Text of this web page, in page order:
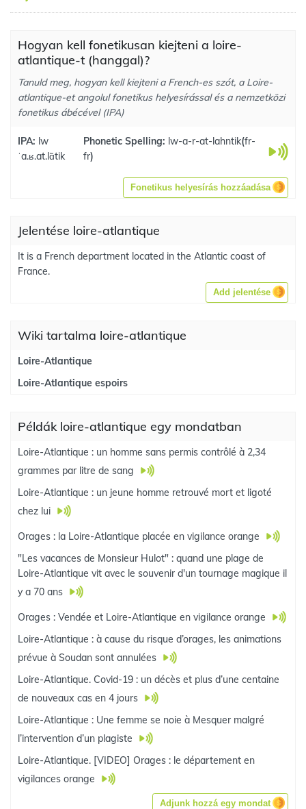
Hogyan kell fonetikusan kiejteni a loire-
atlantique-t (hanggal)?
Tanuld meg, hogyan kell kiejteni a French-es szót, a Loire-
atlantique-et angolul fonetikus helyesírással és a nemzetközi
fonetikus ábécével (IPA)
IPA: lw
ˈa.ʁ.at.lɑ̃tik
Phonetic Spelling: lw-a-r-at-lahntik(fr-
fr)
Fonetikus helyesírás hozzáadása
Jelentése loire-atlantique
It is a French department located in the Atlantic coast of
France.
Add jelentése
Wiki tartalma loire-atlantique
Loire-Atlantique
Loire-Atlantique espoirs
Példák loire-atlantique egy mondatban
Loire-Atlantique : un homme sans permis contrôlé à 2,34
grammes par litre de sang
Loire-Atlantique : un jeune homme retrouvé mort et ligoté
chez lui
Orages : la Loire-Atlantique placée en vigilance orange
"Les vacances de Monsieur Hulot" : quand une plage de
Loire-Atlantique vit avec le souvenir d'un tournage magique il
y a 70 ans
Orages : Vendée et Loire-Atlantique en vigilance orange
Loire-Atlantique : à cause du risque d’orages, les animations
prévue à Soudan sont annulées
Loire-Atlantique. Covid-19 : un décès et plus d’une centaine
de nouveaux cas en 4 jours
Loire-Atlantique : Une femme se noie à Mesquer malgré
l’intervention d’un plagiste
Loire-Atlantique. [VIDEO] Orages : le département en
vigilances orange
Adjunk hozzá egy mondat